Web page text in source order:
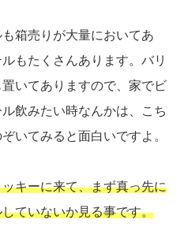
箱売りが大量においてあ
もたくさんあります。バリ
いてありますので、家でビ
飲みたい時なんかは、こち
いてみると面白いですよ。
キーに来て、まず真っ先に
ていないか見る事です。